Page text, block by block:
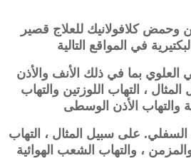
وحمض كلافولانيك للعلاج قصير
في المواقع التالية
العلوي بما في ذلك الأنف والأذن
، التهاب اللوزتين والتهاب
والتهاب الأذن الوسطى
السفلي. على سبيل المثال ، التهاب
، والتهاب الشعب الهوائية